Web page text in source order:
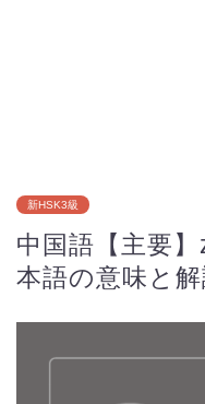
新HSK3級
中国語【主要
本語の意味と解